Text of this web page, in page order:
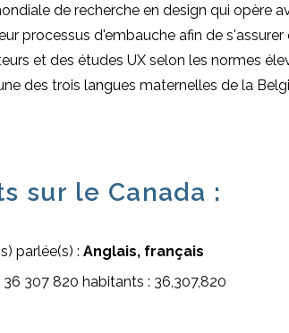
de recherche en design qui opère
processus d'embauche afin de
et des études UX selon les normes
des trois langues maternelles de la
sur le Canada :
parlée(s) : Anglais, français
307 820 habitants : 36,307,820